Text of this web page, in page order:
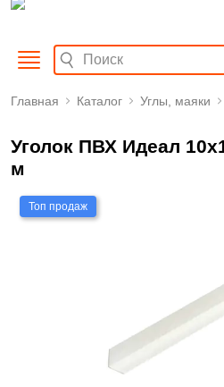
Главная Каталог Углы, маяки
Уголок ПВХ Идеал
м
Топ продаж